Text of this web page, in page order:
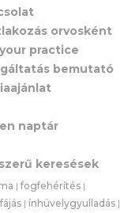
orvosként
practice
bemutató
naptár
keresések
|fogfehérítés |
| ínhüvelygyulladás |